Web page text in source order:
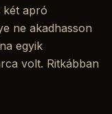
két apró
ne akadhasson
egyik
volt. Ritkábban